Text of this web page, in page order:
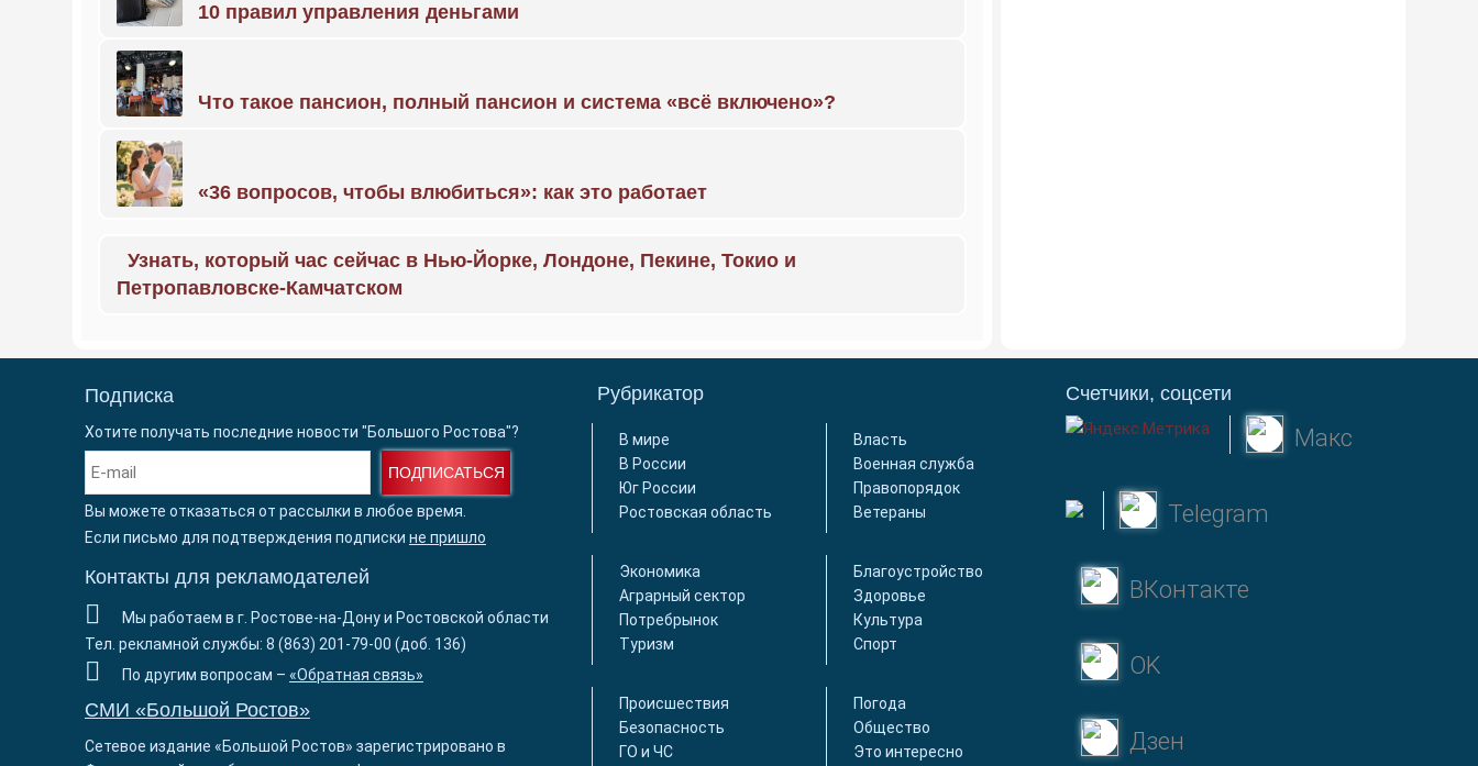
10 правил управления деньгами
Что такое пансион, полный пансион и система «всё включено»?
«36 вопросов, чтобы влюбиться»: как это работает
Узнать, который час сейчас в Нью-Йорке, Лондоне, Пекине, Токио и
Петропавловске-Камчатском
Подписка
Хотите получать последние новости "Большого Ростова"?
ПОДПИСАТЬСЯ
Вы можете отказаться от рассылки в любое время.
Если письмо для подтверждения подписки не пришло
Контакты для рекламодателей
Мы работаем в г. Ростове-на-Дону и Ростовской области
Тел. рекламной службы: 8 (863) 201-79-00 (доб. 136)
По другим вопросам – «Обратная связь»
СМИ «Большой Ростов»
Сетевое издание «Большой Ростов» зарегистрировано в
Рубрикатор
В мире
В России
Юг России
Ростовская область
Власть
Военная служба
Правопорядок
Ветераны
Экономика
Аграрный сектор
Потребрынок
Туризм
Благоустройство
Здоровье
Культура
Спорт
Происшествия
Безопасность
ГО и ЧС
Погода
Общество
Это интересно
Счетчики, соцсети
Макс
Telegram
ВКонтакте
OK
Дзен